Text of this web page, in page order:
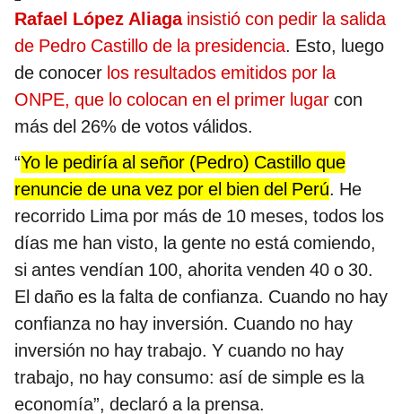
Rafael López Aliaga insistió con pedir la salida
de Pedro Castillo de la presidencia. Esto, luego
de conocer los resultados emitidos por la
ONPE, que lo colocan en el primer lugar con
más del 26% de votos válidos.
“Yo le pediría al señor (Pedro) Castillo que
renuncie de una vez por el bien del Perú. He
recorrido Lima por más de 10 meses, todos los
días me han visto, la gente no está comiendo,
si antes vendían 100, ahorita venden 40 o 30.
El daño es la falta de confianza. Cuando no hay
confianza no hay inversión. Cuando no hay
inversión no hay trabajo. Y cuando no hay
trabajo, no hay consumo: así de simple es la
economía”, declaró a la prensa.